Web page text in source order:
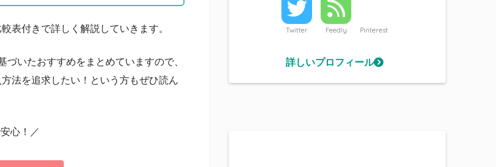
表付きで詳しく解説していきます。
いたおすすめをまとめていますので、
法を追求したい！という方もぜひ読ん
心！／
Twitter Feedly Pinterest
詳しいプロフィール